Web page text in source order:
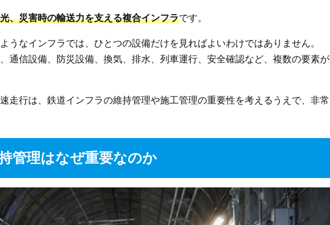
、災害時の輸送力を支える複合インフラです。
うなインフラでは、ひとつの設備だけを見ればよいわけではありません。
通信設備、防災設備、換気、排水、列車運行、安全確認など、複数の要素
走行は、鉄道インフラの維持管理や施工管理の重要性を考えるうえで、非
管理はなぜ重要なのか